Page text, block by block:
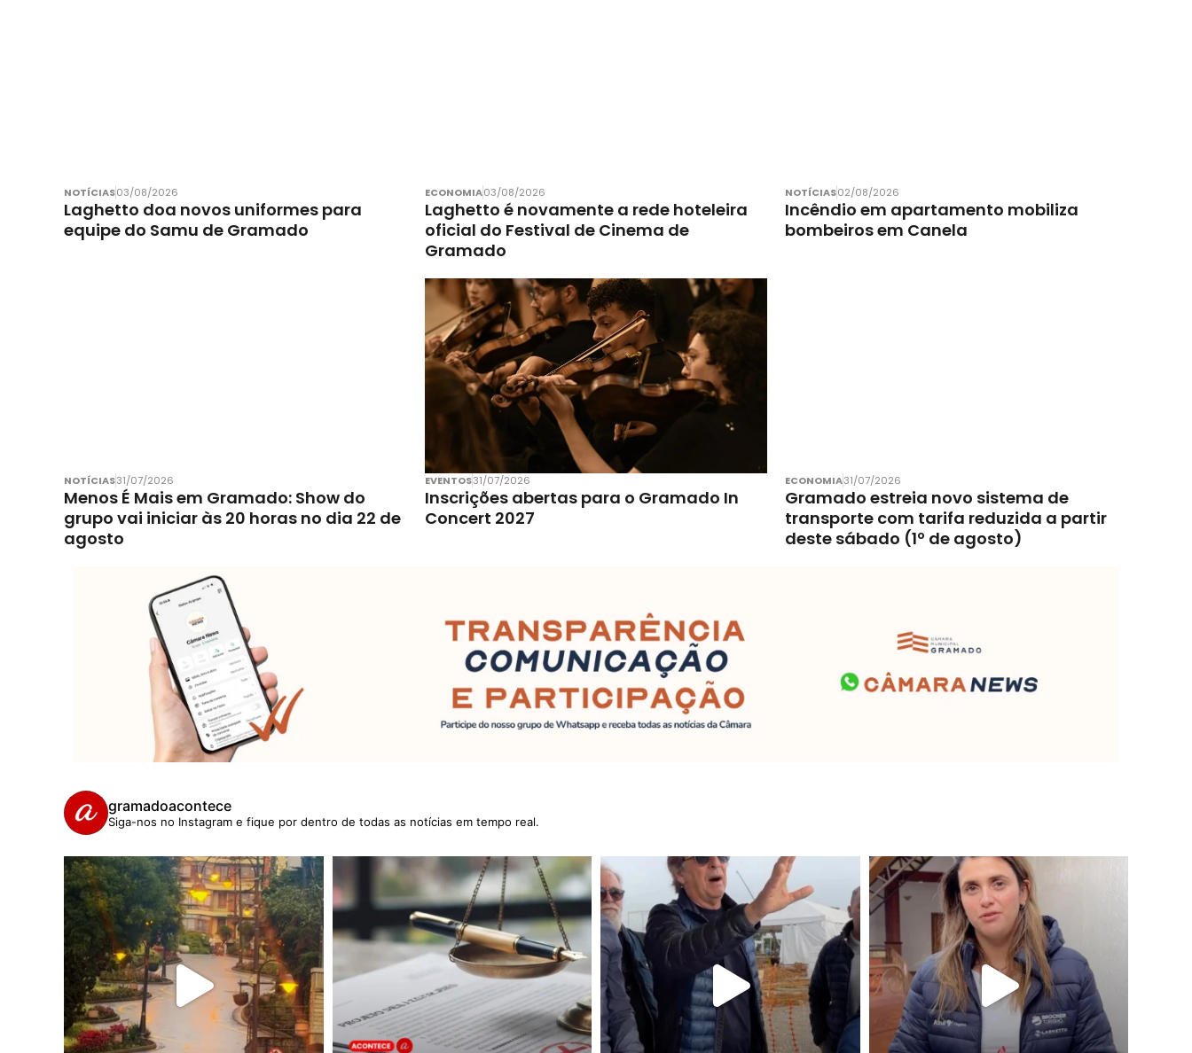
NOTÍCIAS03/08/2026
Laghetto doa novos uniformes para
equipe do Samu de Gramado
ECONOMIA03/08/2026
Laghetto é novamente a rede hoteleira
oficial do Festival de Cinema de
Gramado
NOTÍCIAS02/08/2026
Incêndio em apartamento mobiliza
bombeiros em Canela
NOTÍCIAS31/07/2026
Menos É Mais em Gramado: Show do
grupo vai iniciar às 20 horas no dia 22 de
agosto
EVENTOS31/07/2026
Inscrições abertas para o Gramado In
Concert 2027
ECONOMIA31/07/2026
Gramado estreia novo sistema de
transporte com tarifa reduzida a partir
deste sábado (1º de agosto)
gramadoacontece
Siga-nos no Instagram e fique por dentro de todas as notícias em tempo real.